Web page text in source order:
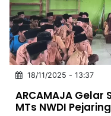
INDONESIA
Partner
NTB
Time
IDN
Jogja
Rakyat
News
Notice
Baru
18/11/2025 - 13:37
ARCAMAJA
MTs NWDI Pejaring